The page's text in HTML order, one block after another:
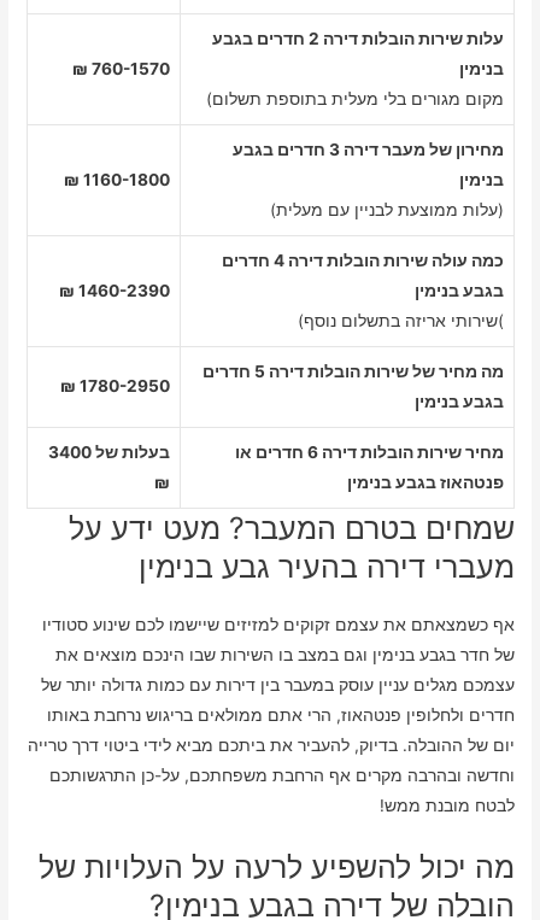
עלות שירות הובלות דירה 2 חדרים בגבע
בנימין
מקום מגורים בלי מעלית בתוספת תשלום)
760-1570 ₪
מחירון של מעבר דירה 3 חדרים בגבע
בנימין
(עלות ממוצעת לבניין עם מעלית)
1160-1800 ₪
כמה עולה שירות הובלות דירה 4 חדרים
בגבע בנימין
)שירותי אריזה בתשלום נוסף)
1460-2390 ₪
מה מחיר של שירות הובלות דירה 5 חדרים
בגבע בנימין
1780-2950 ₪
מחיר שירות הובלות דירה 6 חדרים או
פנטהאוז בגבע בנימין
בעלות של 3400
₪
שמחים בטרם המעבר? מעט ידע על
מעברי דירה בהעיר גבע בנימין
אף כשמצאתם את עצמם זקוקים למזיזים שיישמו לכם שינוע סטודיו
של חדר בגבע בנימין וגם במצב בו השירות שבו הינכם מוצאים את
עצמכם מגלים עניין עוסק במעבר בין דירות עם כמות גדולה יותר של
חדרים ולחלופין פנטהאוז, הרי אתם ממולאים בריגוש נרחבת באותו
יום של ההובלה. בדיוק, להעביר את ביתכם מביא לידי ביטוי דרך טרייה
וחדשה ובהרבה מקרים אף הרחבת משפחתכם, על-כן התרגשותכם
לבטח מובנת ממש!
מה יכול להשפיע לרעה על העלויות של
הובלה של דירה בגבע בנימין?